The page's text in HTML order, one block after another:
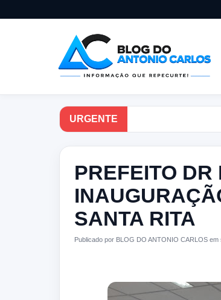
URGENTE
PREFEITO
SANTA RITA
Publicado por BLOG DO ANTONIO CARLOS